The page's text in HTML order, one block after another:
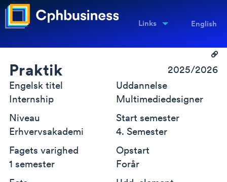
Links English
Praktik
2025/2026
Engelsk titel
Internship
Uddannelse
Multimediedesigner
Niveau
Erhvervsakademi
Start semester
4. Semester
Fagets varighed
1 semester
Opstart
Forår